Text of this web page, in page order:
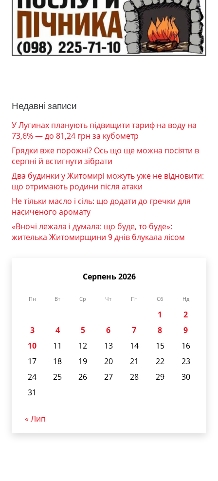
Недавні записи
У Лугинах планують підвищити тариф на воду на
73,6% — до 81,24 грн за кубометр
Грядки вже порожні? Ось що ще можна посіяти в
серпні й встигнути зібрати
Два будинки у Житомирі можуть уже не відновити:
що отримають родини після атаки
Не тільки масло і сіль: що додати до гречки для
насиченого аромату
«Вночі лежала і думала: що буде, то буде»:
жителька Житомирщини 9 днів блукала лісом
Серпень 2026
Пн Вт Ср Чт Пт Сб Нд
1
2
3
4 5 6 7 8
9
10
11 12 13 14 15
16
17
18 19 20 21 22
23
24
25 26 27 28 29
30
31
« Лип